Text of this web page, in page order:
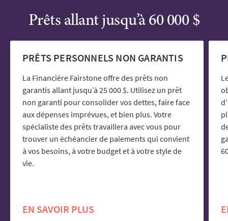
Prêts allant jusqu’à 60 000 $
PRÊTS PERSONNELS NON GARANTIS
La Financière Fairstone offre des prêts non
garantis allant jusqu’à 25 000 $. Utilisez un prêt
non garanti pour consolider vos dettes, faire face
aux dépenses imprévues, et bien plus. Votre
spécialiste des prêts travaillera avec vous pour
trouver un échéancier de paiements qui convient
à vos besoins, à votre budget et à votre style de
vie.
EN SAVOIR PLUS